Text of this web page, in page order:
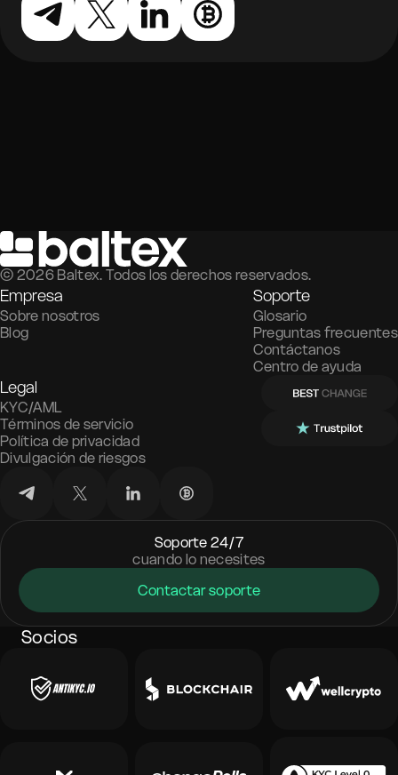
© 2026 Baltex. Todos los derechos reservados.
Empresa
Sobre nosotros
Blog
Soporte
Glosario
Preguntas frecuentes
Contáctanos
Centro de ayuda
Legal
KYC/AML
Términos de servicio
Política de privacidad
Divulgación de riesgos
Soporte 24/7
cuando lo necesites
Contactar soporte
Socios